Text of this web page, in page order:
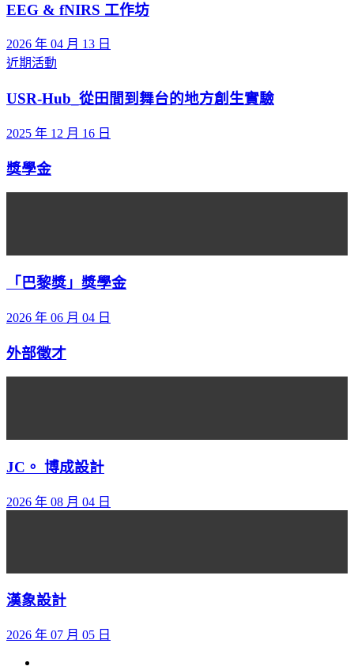
EEG & fNIRS 工作坊
2026 年 04 月 13 日
近期活動
USR-Hub_從田間到舞台的地方創生實驗
2025 年 12 月 16 日
獎學金
「巴黎獎」獎學金
2026 年 06 月 04 日
外部徵才
JC。 博成設計
2026 年 08 月 04 日
漢象設計
2026 年 07 月 05 日